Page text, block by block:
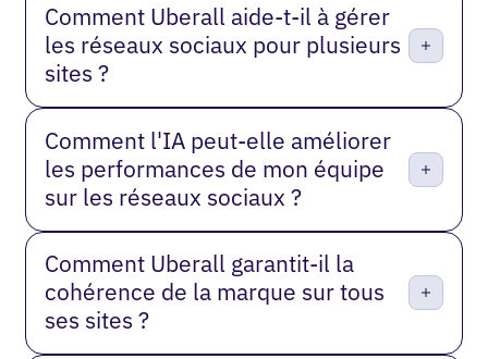
Comment Uberall aide-t-il à gérer
les réseaux sociaux pour plusieurs
sites ?
Comment l'IA peut-elle améliorer
les performances de mon équipe
sur les réseaux sociaux ?
Comment Uberall garantit-il la
cohérence de la marque sur tous
ses sites ?